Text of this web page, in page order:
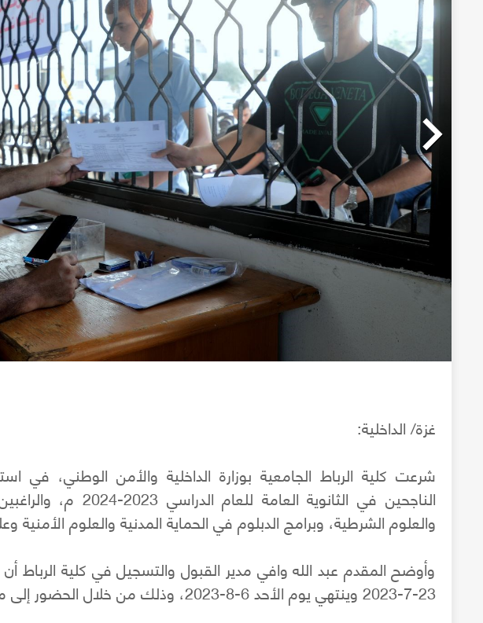
غزة/ الداخلية:
شرعت كلية الرباط الجامعية بوزارة الداخلية والأمن الوطني، في
الناجحين في الثانوية
والعلوم الشرطية، وبرامج الدبلوم في الحماية المدنية والعلوم الأمنية
وأوضح المقدم عبد الله وافي مدير القبول والتسجيل في كلية الرباط
23-7-2023 وينتهي يوم الأحد 6-8-2023، وذلك من خلال الحضور إلى مقر الكلية غرب مدينة غزة.